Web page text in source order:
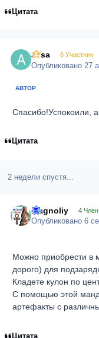
Цитата
alisa 6 Участник
Опубликовано 27
АВТОР
Спасибо!Успокоили,
Цитата
2 недели спустя...
Magnoliy 4
Опубликовано6
Можно приобрести в
дорого) для
Кладете кулон по
С помощью этой
артефакты с